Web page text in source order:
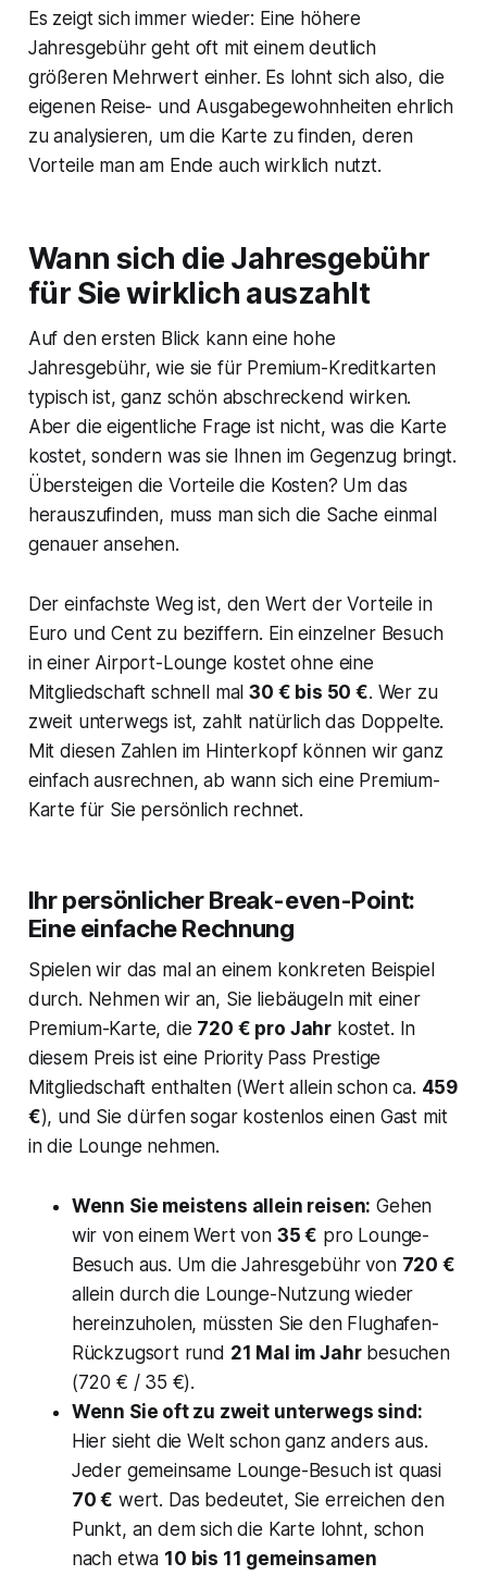
Es zeigt sich immer wieder: Eine höhere
Jahresgebühr geht oft mit einem deutlich
größeren Mehrwert einher. Es lohnt sich also, die
eigenen Reise- und Ausgabegewohnheiten ehrlich
zu analysieren, um die Karte zu finden, deren
Vorteile man am Ende auch wirklich nutzt.
Wann sich die Jahresgebühr
für Sie wirklich auszahlt
Auf den ersten Blick kann eine hohe
Jahresgebühr, wie sie für Premium-Kreditkarten
typisch ist, ganz schön abschreckend wirken.
Aber die eigentliche Frage ist nicht,was die Karte
kostet, sondern was sie Ihnen im Gegenzug bringt.
Übersteigen die Vorteile die Kosten? Um das
herauszufinden, muss man sich die Sache einmal
genauer ansehen.
Der einfachste Weg ist, den Wert der Vorteile in
Euro und Cent zu beziffern. Ein einzelner Besuch
in einer Airport-Lounge kostet ohne eine
Mitgliedschaft schnell mal30 € bis 50 €. Wer zu
zweit unterwegs ist, zahlt natürlich das Doppelte.
Mit diesen Zahlen im Hinterkopf können wir ganz
einfach ausrechnen, ab wann sich eine Premium-
Karte für Sie persönlich rechnet.
Ihr persönlicher Break-even-Point:
Eine einfache Rechnung
Spielen wir das mal an einem konkreten Beispiel
durch. Nehmen wir an, Sie liebäugeln mit einer
Premium-Karte, die 720 € pro Jahr kostet. In
diesem Preis ist eine Priority Pass Prestige
Mitgliedschaft enthalten (Wert allein schon ca. 459
€), und Sie dürfen sogar kostenlos einen Gast mit
in die Lounge nehmen.
Wenn Sie meistens allein reisen: Gehen
wir von einem Wert von 35 € pro Lounge-
Besuch aus. Um die Jahresgebühr von 720 €
allein durch die Lounge-Nutzung wieder
hereinzuholen, müssten Sie den Flughafen-
Rückzugsort rund 21 Mal im Jahrbesuchen
(720 € / 35 €).
Wenn Sie oft zu zweit unterwegs sind:
Hier sieht die Welt schon ganz anders aus.
Jeder gemeinsame Lounge-Besuch ist quasi
70 € wert. Das bedeutet, Sie erreichen den
Punkt, an dem sich die Karte lohnt, schon
nach etwa 10 bis 11 gemeinsamen